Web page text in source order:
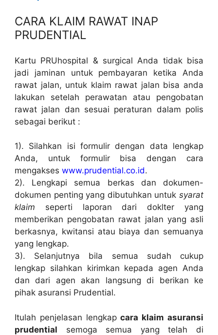
CARA KLAIM RAWAT INAP
PRUDENTIAL
Kartu PRUhospital & surgical Anda tidak bisa
jadi jaminan untuk pembayaran ketika Anda
rawat jalan, untuk klaim rawat jalan bisa anda
lakukan setelah perawatan atau pengobatan
rawat jalan dan sesuai peraturan dalam polis
sebagai berikut :
1). Silahkan isi formulir dengan data lengkap
Anda, untuk formulir bisa dengan cara
mengakses www.prudential.co.id.
2). Lengkapi semua berkas dan dokumen-
dokumen penting yang dibutuhkan untuk syarat
klaim seperti laporan dari doklter yang
memberikan pengobatan rawat jalan yang asli
berkasnya, kwitansi atau biaya dan semuanya
yang lengkap.
3). Selanjutnya bila semua sudah cukup
lengkap silahkan kirimkan kepada agen Anda
dan dari agen akan langsung di berikan ke
pihak asuransi Prudential.
Itulah penjelasan lengkapcara klaim asuransi
prudential semoga semua yang telah di